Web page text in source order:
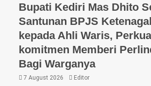
Bupati Kediri Mas Dhito
Santunan BPJS
kepada Ahli Waris,
komitmen Memberi
Bagi Warganya
7 August 2026 Editor